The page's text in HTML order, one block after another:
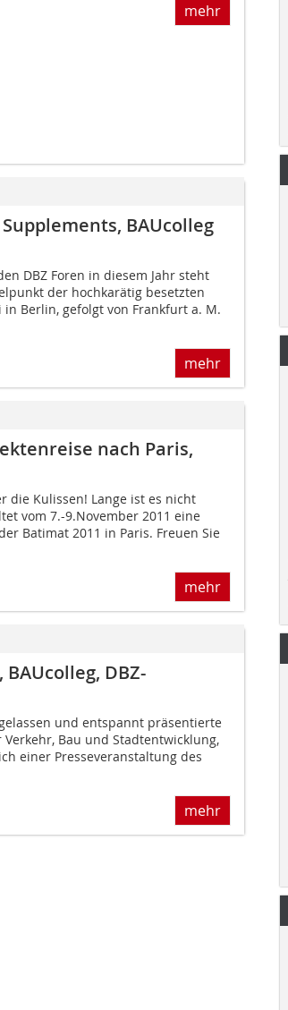
mehr
BAUcolleg
DBZ Foren in diesem Jahr steht
der hochkarätig besetzten
Berlin, gefolgt von Frankfurt a. M.
mehr
nach Paris,
die Kulissen! Lange ist es nicht
vom 7.-9.November 2011 eine
Batimat 2011 in Paris. Freuen Sie
mehr
DBZ-
und entspannt präsentierte
Bau und Stadtentwicklung,
einer Presseveranstaltung des
mehr